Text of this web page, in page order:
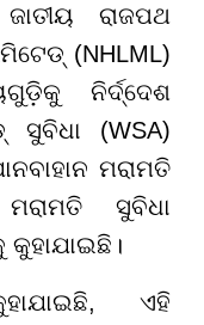
ରାଜପଥ
(NHLML)
ନିର୍ଦ୍ଦେଶ
(WSA)
ମରାମତି
ସୁବିଧା
କୁହାଯାଇଛି।
ଏହି